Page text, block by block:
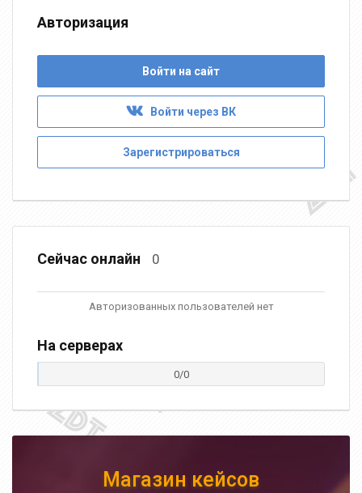
Авторизация
Войти на сайт
Войти через ВК
Зарегистрироваться
Сейчас онлайн 0
Авторизованных пользователей нет
На серверах
0/0
Магазин кейсов